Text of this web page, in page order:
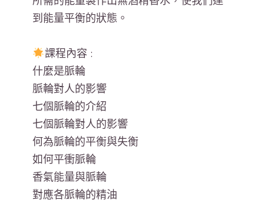
到能量平衡的狀態。
課程內容 :
什麼是脈輪
脈輪對人的影響
七個脈輪的介紹
七個脈輪對人的影響
何為脈輪的平衡與失衡
如何平衝脈輪
香氣能量與脈輪
對應各脈輪的精油